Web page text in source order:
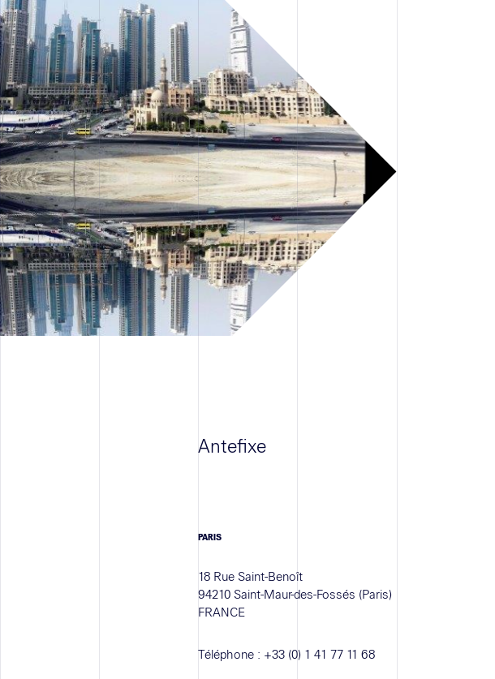
Antefixe
PARIS
18 Rue Saint-Benoît
94210 Saint-Maur-des-Fossés (Paris)
FRANCE
Téléphone : +33 (0) 1 41 77 11 68